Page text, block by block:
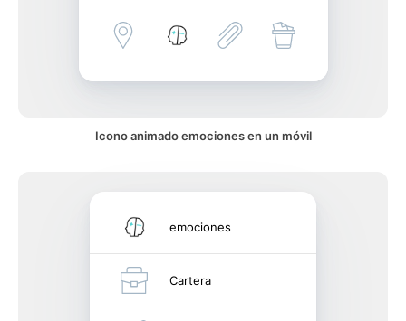
Icono animado emociones en un móvil
emociones
Cartera